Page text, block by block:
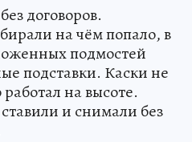
договоров.
на чём попало, в
подмостей
подставки. Каски не
на высоте.
и снимали без